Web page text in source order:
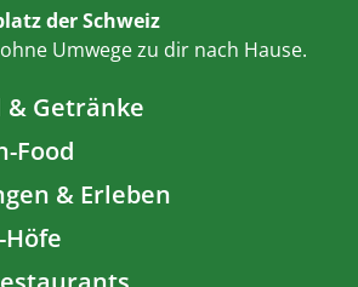
der Schweiz
Umwege zu dir nach Hause.
Getränke
Food
& Erleben